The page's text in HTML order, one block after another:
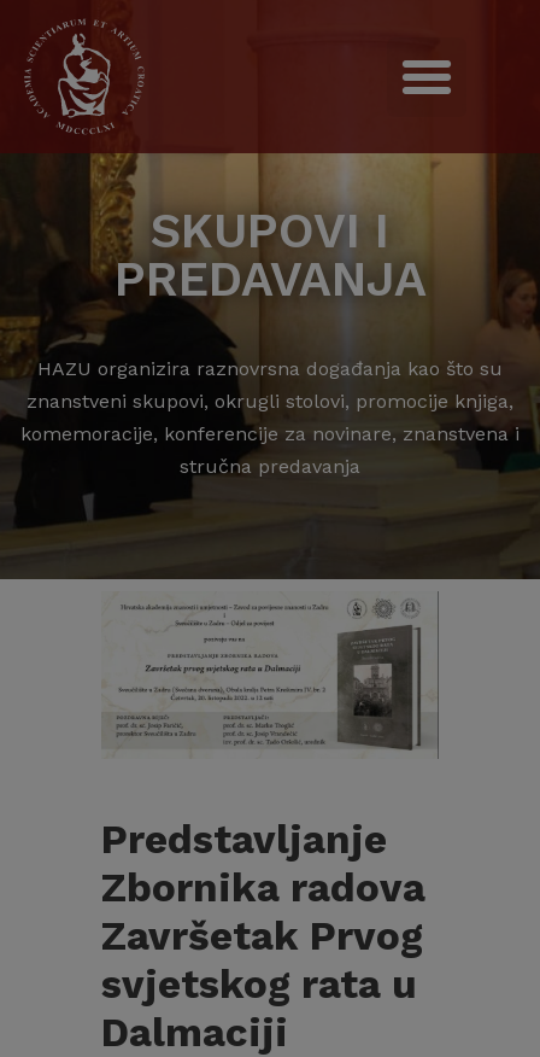
SKUPOVI I
PREDAVANJA
HAZU organizira raznovrsna događanja kao što su
znanstveni skupovi, okrugli stolovi, promocije knjiga,
komemoracije, konferencije za novinare, znanstvena i
stručna predavanja
Predstavljanje
Zbornika radova
Završetak Prvog
svjetskog rata u
Dalmaciji